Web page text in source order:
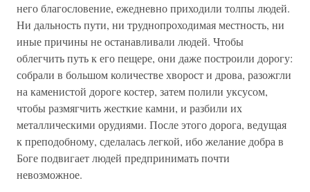
него благословение, ежедневно приходили толпы людей.
Ни дальность пути, ни труднопроходимая местность, ни
иные причины не останавливали людей. Чтобы
облегчить путь к его пещере, они даже построили дорогу:
собрали в большом количестве хворост и дрова, разожгли
на каменистой дороге костер, затем полили уксусом,
чтобы размягчить жесткие камни, и разбили их
металлическими орудиями. После этого дорога, ведущая
к преподобному, сделалась легкой, ибо желание добра в
Боге подвигает людей предпринимать почти
невозможное.